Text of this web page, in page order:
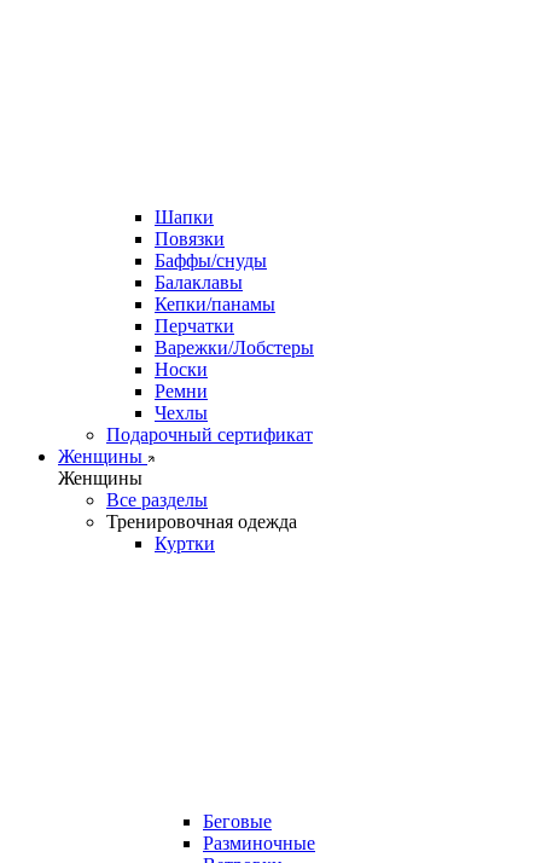
Шапки
Повязки
Баффы/снуды
Балаклавы
Кепки/панамы
Перчатки
Варежки/Лобстеры
Носки
Ремни
Чехлы
Подарочный сертификат
Женщины
Женщины
Все разделы
Тренировочная одежда
Куртки
Беговые
Разминочные